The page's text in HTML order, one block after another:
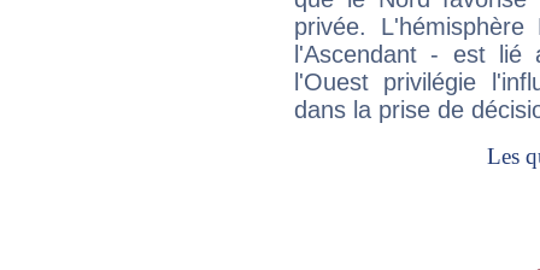
privée.
l'Ascendant - est
l'Ouest privilégie
dans la prise de